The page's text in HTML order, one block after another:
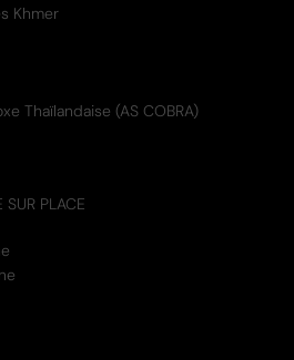
Khmer
Thaïlandaise (AS COBRA)
SUR PLACE